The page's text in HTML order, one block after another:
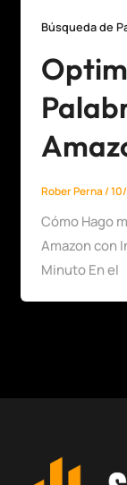
Búsqueda de
Rober Perna/
Cómo Hago
Amazon con
Minuto En el